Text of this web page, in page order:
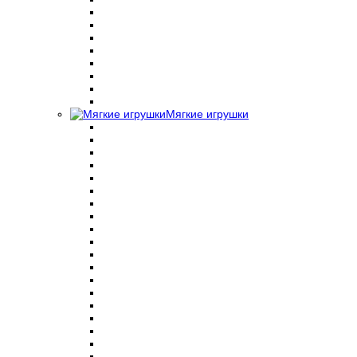
Мягкие игрушки